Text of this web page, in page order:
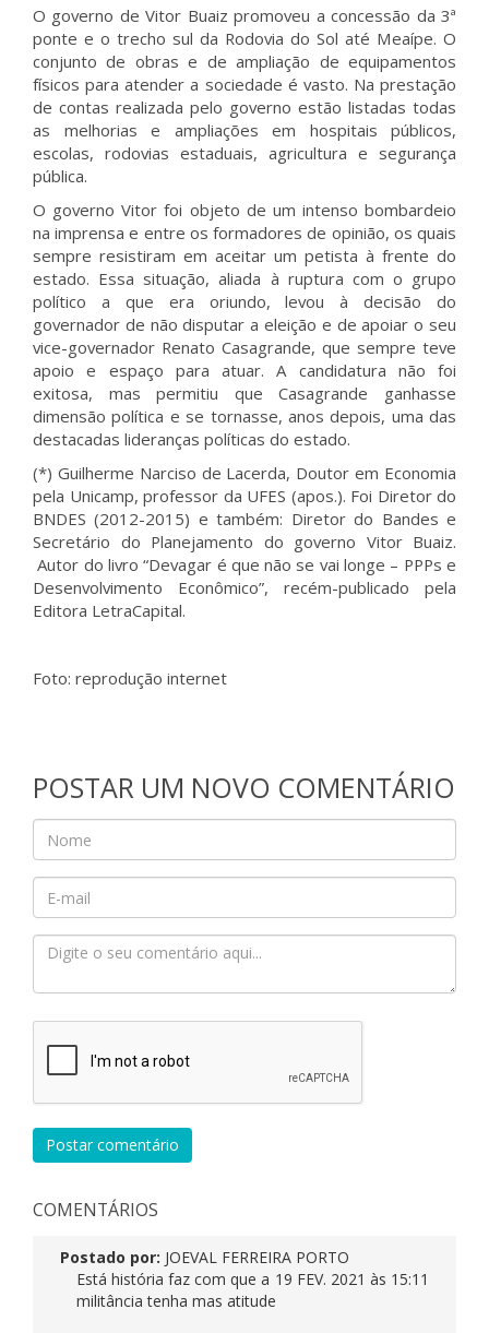
O governo de Vitor Buaiz promoveu a concessão da 3ª
ponte e o trecho sul da Rodovia do Sol até Meaípe. O
conjunto de obras e de ampliação de equipamentos
físicos para atender a sociedade é vasto. Na prestação
de contas realizada pelo governo estão listadas todas
as melhorias e ampliações em hospitais públicos,
escolas, rodovias estaduais, agricultura e segurança
pública.
O governo Vitor foi objeto de um intenso bombardeio
na imprensa e entre os formadores de opinião, os quais
sempre resistiram em aceitar um petista à frente do
estado. Essa situação, aliada à ruptura com o grupo
político a que era oriundo, levou à decisão do
governador de não disputar a eleição e de apoiar o seu
vice-governador Renato Casagrande, que sempre teve
apoio e espaço para atuar. A candidatura não foi
exitosa, mas permitiu que Casagrande ganhasse
dimensão política e se tornasse, anos depois, uma das
destacadas lideranças políticas do estado.
(*) Guilherme Narciso de Lacerda, Doutor em Economia
pela Unicamp, professor da UFES (apos.). Foi Diretor do
BNDES (2012-2015) e também: Diretor do Bandes e
Secretário do Planejamento do governo Vitor Buaiz.
Autor do livro “Devagar é que não se vai longe – PPPs e
Desenvolvimento Econômico”, recém-publicado pela
Editora LetraCapital.
Foto: reprodução internet
POSTAR UM NOVO COMENTÁRIO
Postar comentário
COMENTÁRIOS
Postado por: JOEVAL FERREIRA PORTO
19 FEV. 2021 às 15:11
Está história faz com que a
militância tenha mas atitude